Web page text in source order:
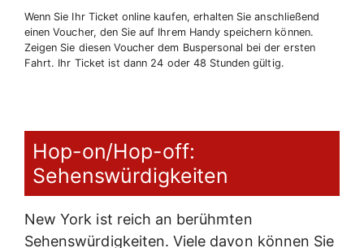
Wenn Sie Ihr Ticket online kaufen, erhalten Sie anschließend
einen Voucher, den Sie auf Ihrem Handy speichern können.
Zeigen Sie diesen Voucher dem Buspersonal bei der ersten
Fahrt. Ihr Ticket ist dann 24 oder 48 Stunden gültig.
Hop-on/Hop-off:
Sehenswürdigkeiten
New York ist reich an berühmten
Sehenswürdigkeiten. Viele davon können Sie